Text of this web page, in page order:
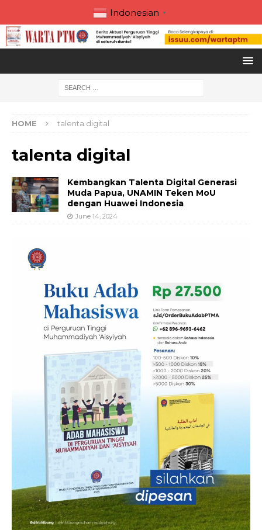
Indonesian ▼
HOME talenta digital
talenta digital
Kembangkan Talenta Digital Generasi
Muda Papua, UNAMIN Teken MoU
dengan Huawei Indonesia
June 14, 2024